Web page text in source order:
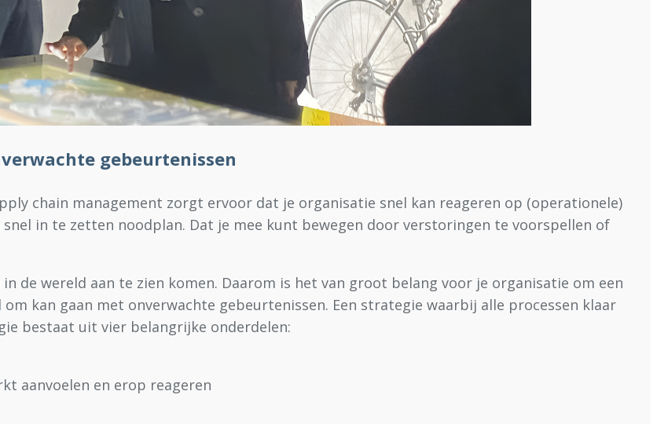
gebeurtenissen
chain management zorgt ervoor dat je organisatie snel kan reageren op (operationele)
in te zetten noodplan. Dat je mee kunt bewegen door verstoringen te voorspellen of
de wereld aan te zien komen. Daarom is het van groot belang voor je organisatie om een
kan gaan met onverwachte gebeurtenissen. Een strategie waarbij alle processen klaar
bestaat uit vier belangrijke onderdelen:
aanvoelen en erop reageren